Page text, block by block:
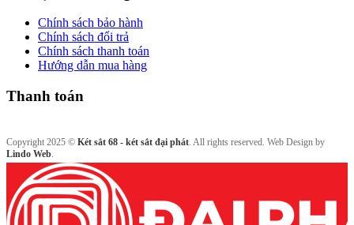
Chính sách bảo hành
Chính sách đổi trả
Chính sách thanh toán
Hướng dẫn mua hàng
Thanh toán
Copyright 2025 © Két sắt 68 - két sắt đại phát. All rights reserved. Web Design by
Lindo Web.